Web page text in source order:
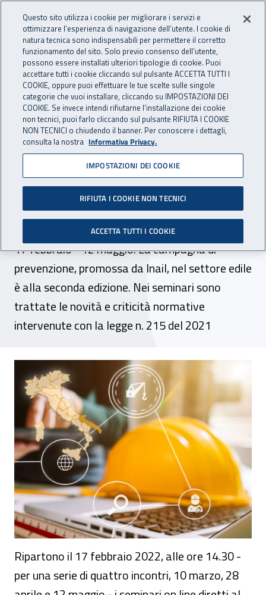
INAIL - Istituto Nazionale
Apri cerca
Navigazione principale
Navigazione - Ti trovi in:
Home Inail comunica Eventi
dal 17 febbraio al 12 maggio 2022
Webinar Dr Campania - "I
giovedì della sicurezza in...
edilizia"
17 febbraio - 12 maggio. La campagna di
prevenzione, promossa da Inail, nel settore edile
è alla seconda edizione. Nei seminari sono
trattate le novità e criticità normative
intervenute con la legge n. 215 del 2021
Webinar Dr Campania - "I giovedì della
Ripartono il 17 febbraio 2022, alle ore 14.30 -
per una serie di quattro incontri, 10 marzo, 28
Questo sito utilizza i cookie per migliorare i servizi e
ottimizzare l’esperienza di navigazione dell’utente. I cookie di
natura tecnica sono indispensabili per permettere il corretto
funzionamento del sito. Solo previo consenso dell’utente,
possono essere installati ulteriori tipologie di cookie. Puoi
accettare tutti i cookie cliccando sul pulsante ACCETTA TUTTI I
COOKIE, oppure puoi effettuare le tue scelte sulle singole
categorie che vuoi installare, cliccando su IMPOSTAZIONI DEI
COOKIE. Se invece intendi rifiutarne l’installazione dei cookie
non tecnici, puoi farlo cliccando sul pulsante RIFIUTA I COOKIE
NON TECNICI o chiudendo il banner. Per conoscere i dettagli,
consulta la nostra Informativa Privacy.
IMPOSTAZIONI DEI COOKIE
RIFIUTA I COOKIE NON TECNICI
ACCETTA TUTTI I COOKIE